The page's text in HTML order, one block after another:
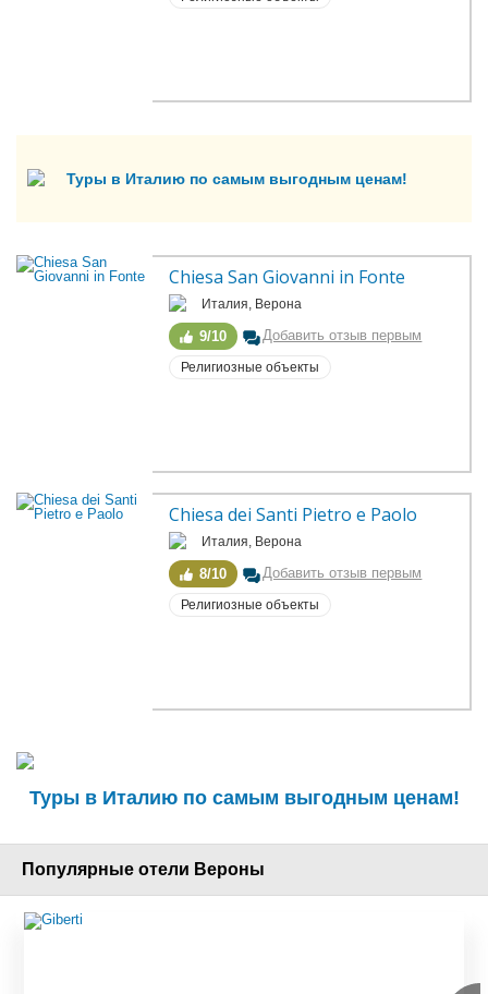
Туры в Италию по самым выгодным ценам!
Chiesa San Giovanni in Fonte
Италия, Верона
9/10 Добавить отзыв первым
Религиозные объекты
Chiesa dei Santi Pietro e Paolo
Италия, Верона
8/10 Добавить отзыв первым
Религиозные объекты
Туры в Италию по самым выгодным ценам!
Популярные отели Вероны